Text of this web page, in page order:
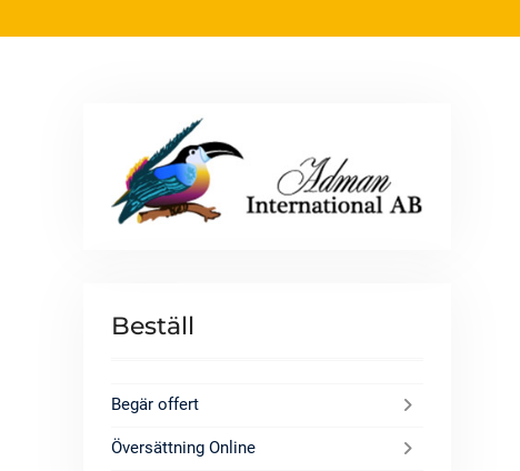
Beställ
Begär offert
Översättning Online